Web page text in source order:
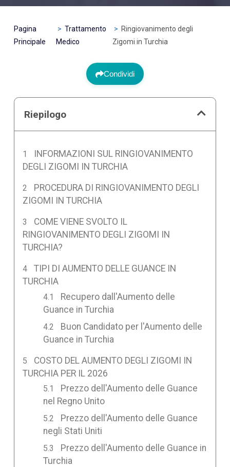
Pagina
Principale
Trattamento
Medico
Ringiovanimento degli
Zigomi in Turchia
Condividi
Riepilogo
INFORMAZIONI SUL RINGIOVANIMENTO
DEGLI ZIGOMI IN TURCHIA
PROCEDURA DI RINGIOVANIMENTO DEGLI
ZIGOMI IN TURCHIA
COME VIENE SVOLTO IL
RINGIOVANIMENTO DEGLI ZIGOMI IN
TURCHIA?
TIPI DI AUMENTO DELLE GUANCE IN
TURCHIA
Recupero dall'Aumento delle
Guance in Turchia
Buon Candidato per l'Aumento delle
Guance in Turchia
COSTO DEL AUMENTO DEGLI ZIGOMI IN
TURCHIA PER IL 2026
Prezzo dell'Aumento delle Guance
nel Regno Unito
Prezzo dell'Aumento delle Guance
negli Stati Uniti
Prezzo dell'Aumento delle Guance in
Turchia